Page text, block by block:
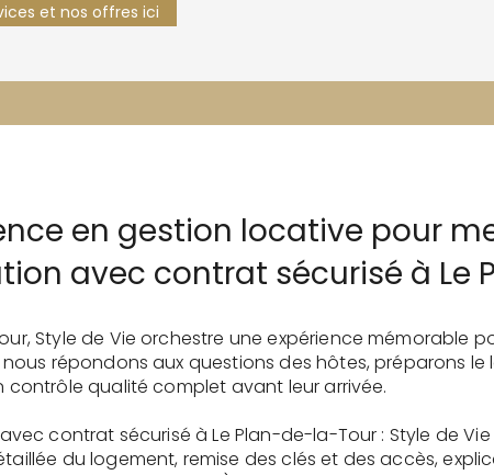
et nos offres ici
en gestion locative pour
avec contrat sécurisé à Le
Style de Vie orchestre une expérience mémorable
répondons aux questions des hôtes, préparons le
qualité complet avant leur arrivée.
contrat sécurisé à Le Plan-de-la-Tour : Style de
du logement, remise des clés et des accès,